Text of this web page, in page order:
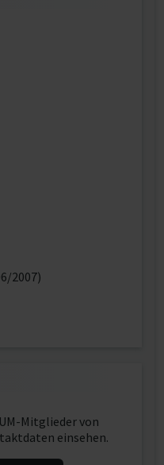
2007)
Mitglieder von
einsehen.